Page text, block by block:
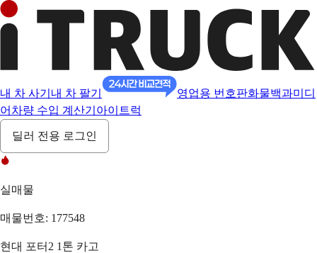
내 차 사기 내 차 팔기 영업용 번호판화물백과미디
어 차량 수입 계산기 아이트럭
딜러 전용 로그인
실매물
매물번호: 177548
현대 포터2 1톤 카고